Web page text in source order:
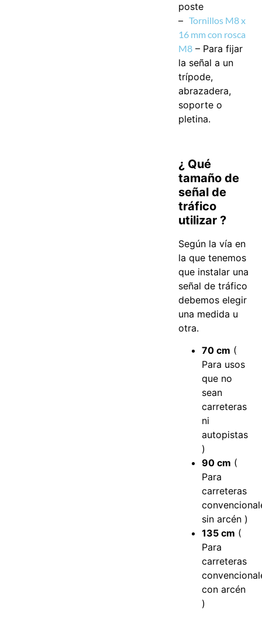
poste
–Tornillos M8 x
16 mm con rosca
M8 – Para fijar
la señal a un
trípode,
abrazadera,
soporte o
pletina.
¿ Qué
tamaño de
señal de
tráfico
utilizar ?
Según la vía en
la que tenemos
que instalar una
señal de tráfico
debemos elegir
una medida u
otra.
70 cm (
Para usos
que no
sean
carreteras
ni
autopistas
)
90 cm (
Para
carreteras
sin arcén )
135 cm (
Para
carreteras
con arcén
)